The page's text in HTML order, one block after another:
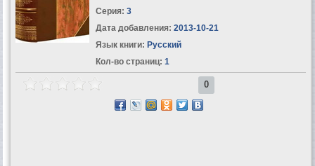
Серия: 3
Дата добавления: 2013-10-21
Язык книги: Русский
Кол-во страниц: 1
0